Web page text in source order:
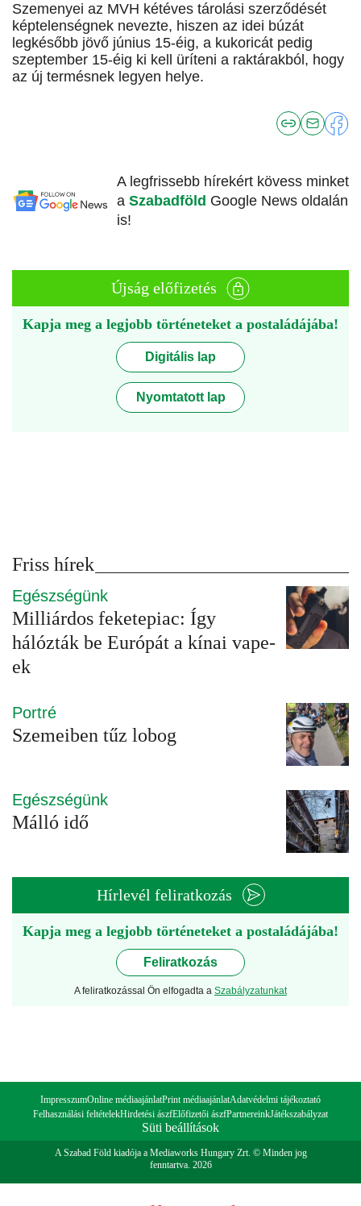
Szemenyei az MVH kétéves tárolási szerződését
képtelenségnek nevezte, hiszen az idei búzát
legkésőbb jövő június 15-éig, a kukoricát pedig
szeptember 15-éig ki kell üríteni a raktárakból, hogy
az új termésnek legyen helye.
A legfrissebb hírekért kövess minket
a Szabadföld Google News oldalán
is!
Újság előfizetés
Kapja meg a legjobb történeteket a postaládájába!
Digitális lap
Nyomtatott lap
Friss hírek
Egészségünk
Milliárdos feketepiac: Így
hálózták be Európát a kínai vape-
ek
Portré
Szemeiben tűz lobog
Egészségünk
Málló idő
Hírlevél feliratkozás
Kapja meg a legjobb történeteket a postaládájába!
Feliratkozás
A feliratkozással Ön elfogadta a Szabályzatunkat
ImpresszumOnline médiaajánlatPrint médiaajánlatAdatvédelmi tájékoztató
Felhasználási feltételekHirdetési ászfElőfizetői ászfPartnereinkJátékszabályzat
Süti beállítások
A Szabad Föld kiadója a Mediaworks Hungary Zrt. © Minden jog
fenntartva. 2026